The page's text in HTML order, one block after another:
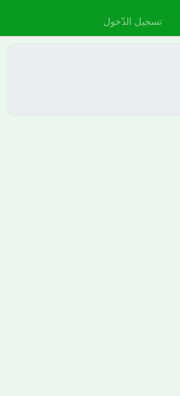
تسجيل الدّخول